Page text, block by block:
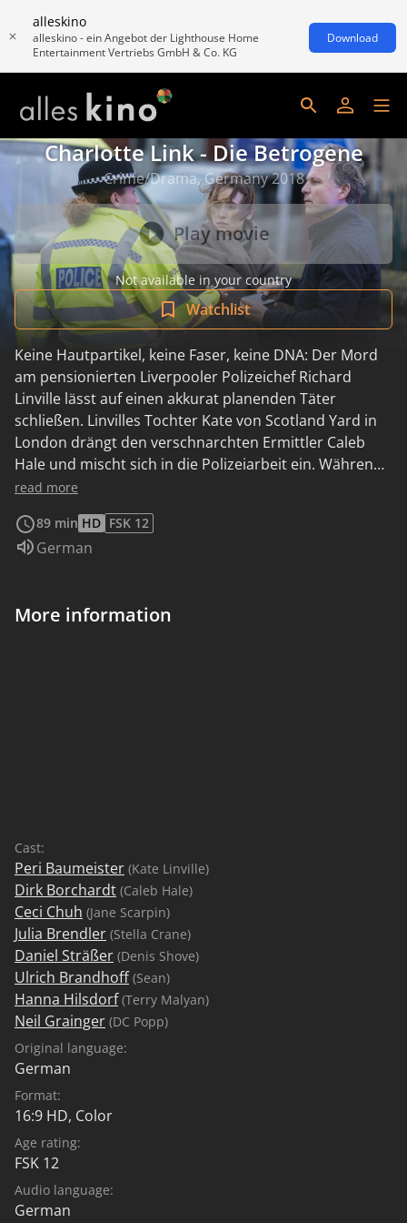
alleskino
alleskino - ein Angebot der Lighthouse Home
Entertainment Vertriebs GmbH & Co. KG
Download
Charlotte Link - Die Betrogene
Crime/Drama, Germany 2018
Play movie
Not available in your country
Watchlist
Keine Hautpartikel, keine Faser, keine DNA: Der Mord
am pensionierten Liverpooler Polizeichef Richard
Linville lässt auf einen akkurat planenden Täter
schließen. Linvilles Tochter Kate von Scotland Yard in
London drängt den verschnarchten Ermittler Caleb
Hale und mischt sich in die Polizeiarbeit ein. Während
weitere Morde geschehen, wird sie feststellen, dass ihr
gehalten hat…
read more
89 min HD FSK 12
Audio language:
German
More information
Cast:
Peri Baumeister (Kate Linville)
Dirk Borchardt (Caleb Hale)
Ceci Chuh (Jane Scarpin)
Julia Brendler (Stella Crane)
Daniel Sträßer (Denis Shove)
Ulrich Brandhoff(Sean)
Hanna Hilsdorf(Terry Malyan)
Neil Grainger (DC Popp)
Original language:
German
Format:
16:9 HD, Color
Age rating:
FSK 12
Audio language:
German